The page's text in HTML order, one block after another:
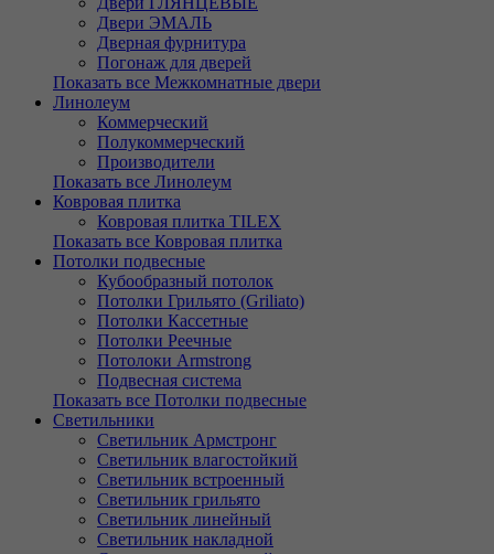
Двери ЭМАЛЬ
Дверная фурнитура
Погонаж для дверей
Показать все Межкомнатные двери
Линолеум
Коммерческий
Полукоммерческий
Производители
Показать все Линолеум
Ковровая плитка
Ковровая плитка TILEX
Показать все Ковровая плитка
Потолки подвесные
Кубообразный потолок
Потолки Грильято (Griliato)
Потолки Кассетные
Потолки Реечные
Потолоки Armstrong
Подвесная система
Показать все Потолки подвесные
Светильники
Светильник Армстронг
Светильник влагостойкий
Светильник встроенный
Светильник грильято
Светильник линейный
Светильник накладной